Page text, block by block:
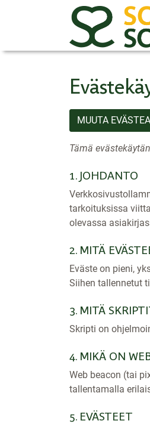
MUUTA
Tämä
1. JOHDANTO
tarkoituksissa
olevassa
2. MITÄ
Eväste on pieni,
Siihen tallennetut
3. MITÄ
Skripti on
4. MIKÄ ON
Web beacon (tai
tallentamalla
5. EVÄSTEET